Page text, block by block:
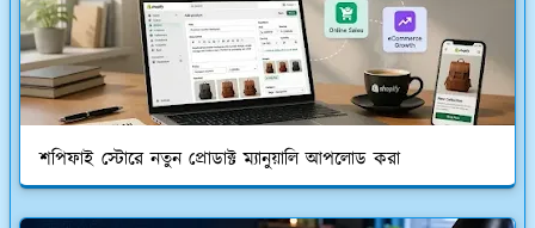
শপিফাই স্টোরে নতুন প্রোডাক্ট ম্যানুয়ালি আপলোড করা